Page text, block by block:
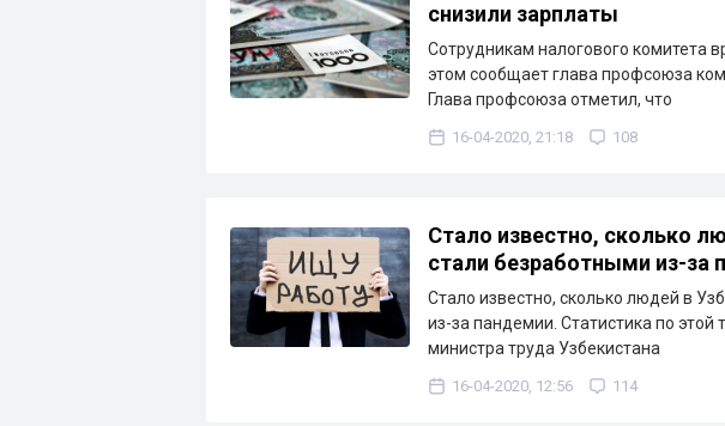
снизили зарплаты
Сотрудникам налогового комитета
этом сообщает глава профсоюза
Глава профсоюза отметил, что
16-04-2020, 21:18 108
Стало известно, сколько
стали безработными из-за
Стало известно, сколько людей в
из-за пандемии. Статистика по этой
министра труда Узбекистана
16-04-2020, 12:56 114